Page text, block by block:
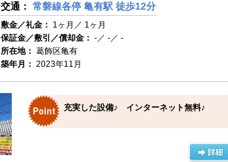
交通： 常磐線各停 亀有駅 徒歩12分
敷金／礼金： 1ヶ月／ 1ヶ月
保証金／敷引／償却金： -／ -／ -
所在地： 葛飾区亀有
築年月： 2023年11月
充実した設備♪ インターネット無料♪